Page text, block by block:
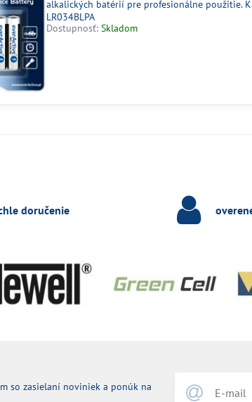
alkalických batérií pre profesionálne použitie.
LR034BLPA
Dostupnosť: Skladom
doručenie
so zasielaní noviniek a ponúk na